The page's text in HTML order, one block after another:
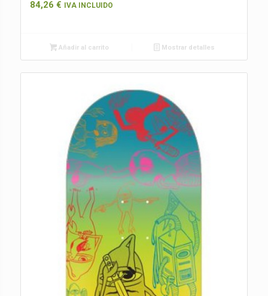
84,26 € IVA INCLUIDO
Añadir al carrito Mostrar detalles